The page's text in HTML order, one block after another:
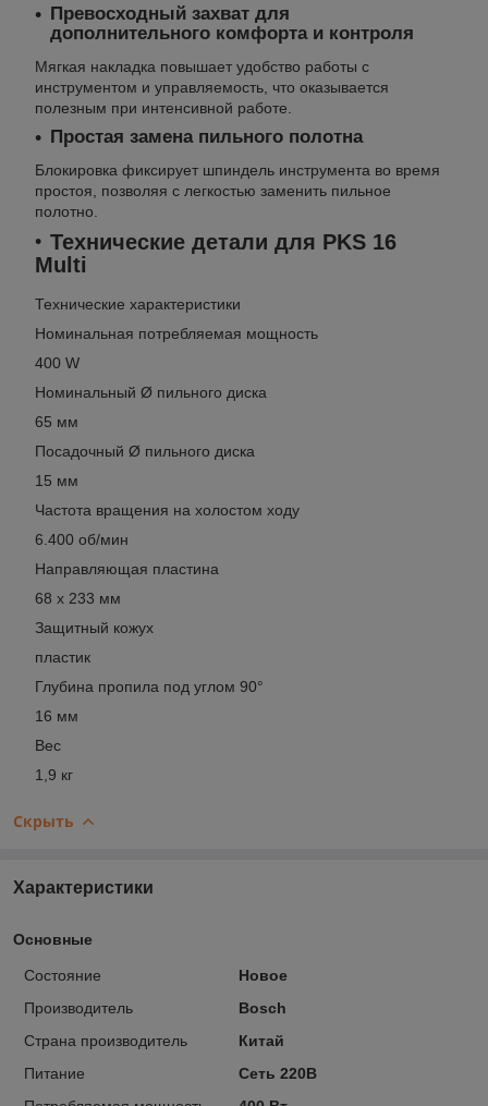
Превосходный захват для
дополнительного комфорта и контроля
Мягкая накладка повышает удобство работы с
инструментом и управляемость, что оказывается
полезным при интенсивной работе.
Простая замена пильного полотна
Блокировка фиксирует шпиндель инструмента во время
простоя, позволяя с легкостью заменить пильное
полотно.
Технические детали для PKS 16
Multi
Технические характеристики
Номинальная потребляемая мощность
400 W
Номинальный Ø пильного диска
65 мм
Посадочный Ø пильного диска
15 мм
Частота вращения на холостом ходу
6.400 об/мин
Направляющая пластина
68 x 233 мм
Защитный кожух
пластик
Глубина пропила под углом 90°
16 мм
Вес
1,9 кг
Скрыть
Характеристики
Основные
Состояние
Новое
Производитель
Bosch
Страна производитель
Китай
Питание
Сеть 220В